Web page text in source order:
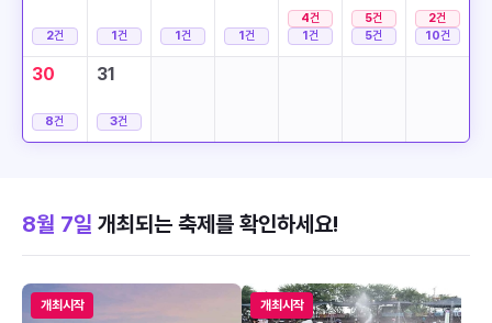
2건 1건 1건 1건
4건
1건
5건
5건
2건
10건
30
8건
31
3건
8월 7일 개최되는 축제를 확인하세요!
개최시작 개최시작